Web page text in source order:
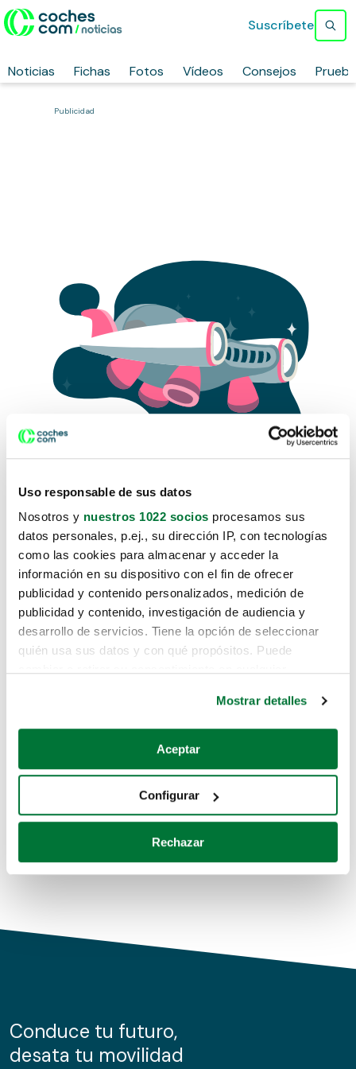
Uso responsable de sus datos
Nosotros y nuestros 1022 socios procesamos sus
datos personales, p.ej., su dirección IP, con tecnologías
como las cookies para almacenar y acceder la
información en su dispositivo con el fin de ofrecer
publicidad y contenido personalizados, medición de
publicidad y contenido, investigación de audiencia y
desarrollo de servicios. Tiene la opción de seleccionar
quién usa sus datos y con qué propósitos. Puede
Si lo permite, también quisiéramos:
Recopilar información sobre su ubicación geográfica
Identificar su dispositivo analizándolo activamente
para buscar características específicas (huellas
Obtenga más información sobre cómo se procesan sus
de cookies.
información sobre el uso que haga del sitio web con
nuestros partners de redes sociales, publicidad y análisis
Mostrar detalles
Aceptar
Configurar
Rechazar
Noticias Fichas Fotos Vídeos Consejos
Suscríbete
Publicidad
Lo sentimos, no sabemos como
te hemos traido hasta aquí.
Pero puedes encontrar el coche que estás
buscando en alguno de estos enlaces:
Coches de segunda mano
Coches de km0
Conduce tu futuro,
desata tu movilidad